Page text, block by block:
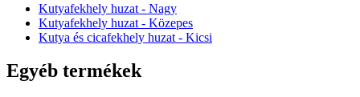
Kutyafekhely huzat - Nagy
Kutyafekhely huzat - Közepes
Kutya és cicafekhely huzat - Kicsi
Egyéb termékek